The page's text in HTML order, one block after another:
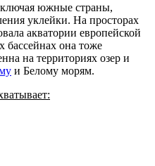
южные страны,
уклейки. На просторах
акватории европейской
бассейнах она тоже
на территориях озер и
и Белому морям.